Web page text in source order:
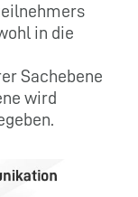
in die
Sachebene
wird